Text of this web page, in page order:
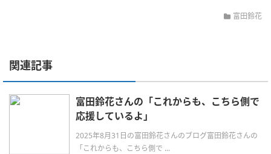
富田鈴花
関連記事
富田鈴花さんの「これからも、こちら側で
応援しているよ」
2025年8月31日の富田鈴花さんのブログ富田鈴花さんの
「これからも、こちら側で ...